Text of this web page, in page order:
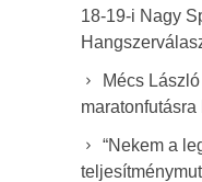
18-19-i Nagy
Mécs
maratonfutásra
“Nekem a